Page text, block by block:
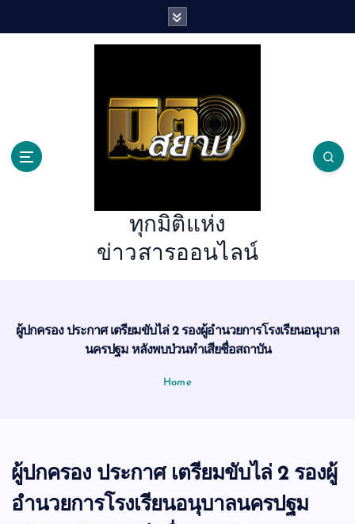
ทุกมิติแห่ง
ข่าวสารออนไลน์
ผู้ปกครอง ประกาศ เตรียมขับไล่ 2 รองผู้อำนวยการโรงเรียนอนุบาล
นครปฐม หลังพบป่วนทำเสียชื่อสถาบัน
Home
ผู้ปกครอง ประกาศ เตรียมขับไล่ 2 รองผู้
อำนวยการโรงเรียนอนุบาลนครปฐม